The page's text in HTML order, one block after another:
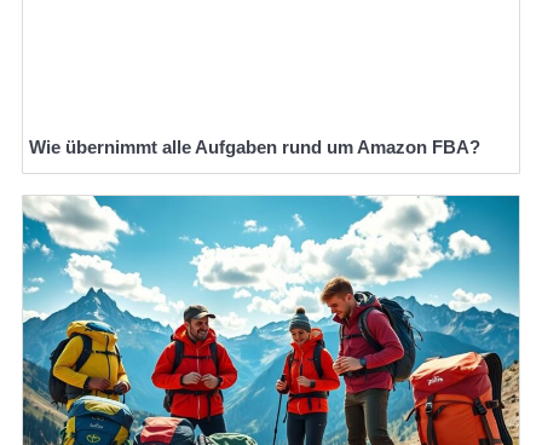
Wie übernimmt alle Aufgaben rund um Amazon FBA?